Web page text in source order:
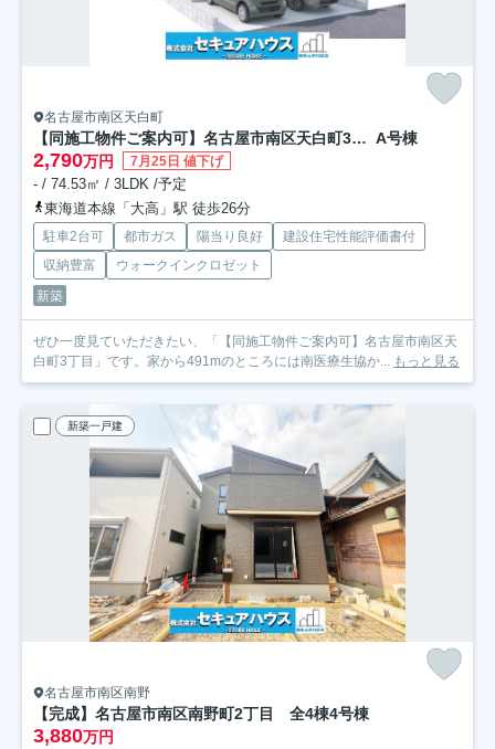
名古屋市南区天白町
【同施工物件ご案内可】名古屋市南区天白町3丁目 A号棟
2,790万円 7月25日 値下げ
- / 74.53㎡ / 3LDK /予定
東海道本線「大高」駅 徒歩26分
駐車2台可 都市ガス 陽当り良好
建設住宅性能評価書付
収納豊富
ウォークインクロゼット
新築
ぜひ一度見ていただきたい、「【同施工物件ご案内可】名古屋市南区天
白町3丁目」です。家から491mのところには南医療生協か... もっと見る
新築一戸建
名古屋市南区南野
【完成】名古屋市南区南野町2丁目 全4棟4号棟
3,880万円